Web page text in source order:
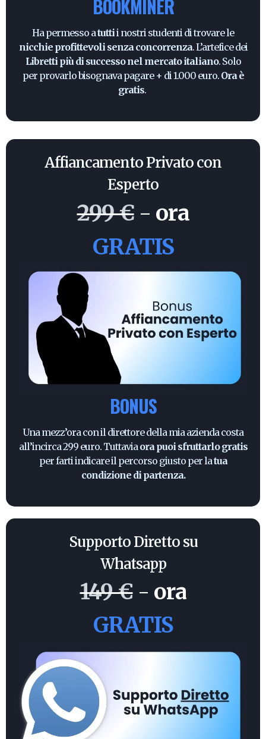
BOOKMINER
Ha permesso atuttii nostri studenti di trovare le
nicchie profittevoli senza concorrenza. L’artefice dei
Libretti più di successo nel mercato italiano. Solo
per provarlo bisognava pagare + di 1.000 euro. Ora è
gratis.
Affiancamento Privato con
Esperto
299 €- ora
GRATIS
BONUS
Una mezz’ora con il direttore della mia azienda costa
all’incirca 299 euro. Tuttavia ora puoi sfruttarlo gratis
per farti indicare il percorso giusto per latua
condizione di partenza.
Supporto Diretto su
Whatsapp
149 €- ora
GRATIS